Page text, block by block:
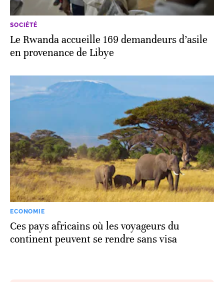
SOCIÉTÉ
Le Rwanda accueille 169 demandeurs d’asile
en provenance de Libye
ECONOMIE
Ces pays africains où les voyageurs du
continent peuvent se rendre sans visa